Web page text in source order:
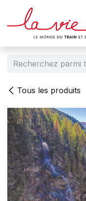
Se rendre au contenu
Tous les produits